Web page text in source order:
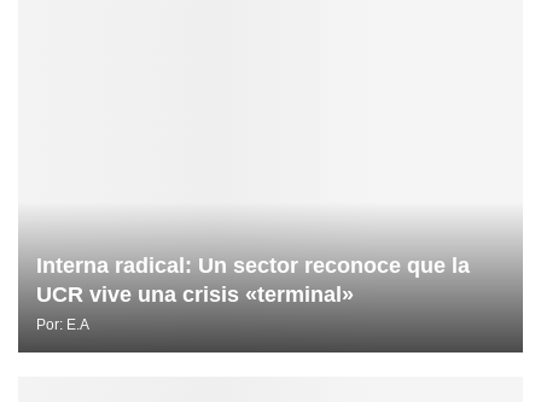
Interna radical: Un sector reconoce que la
UCR vive una crisis «terminal»
Por: E.A